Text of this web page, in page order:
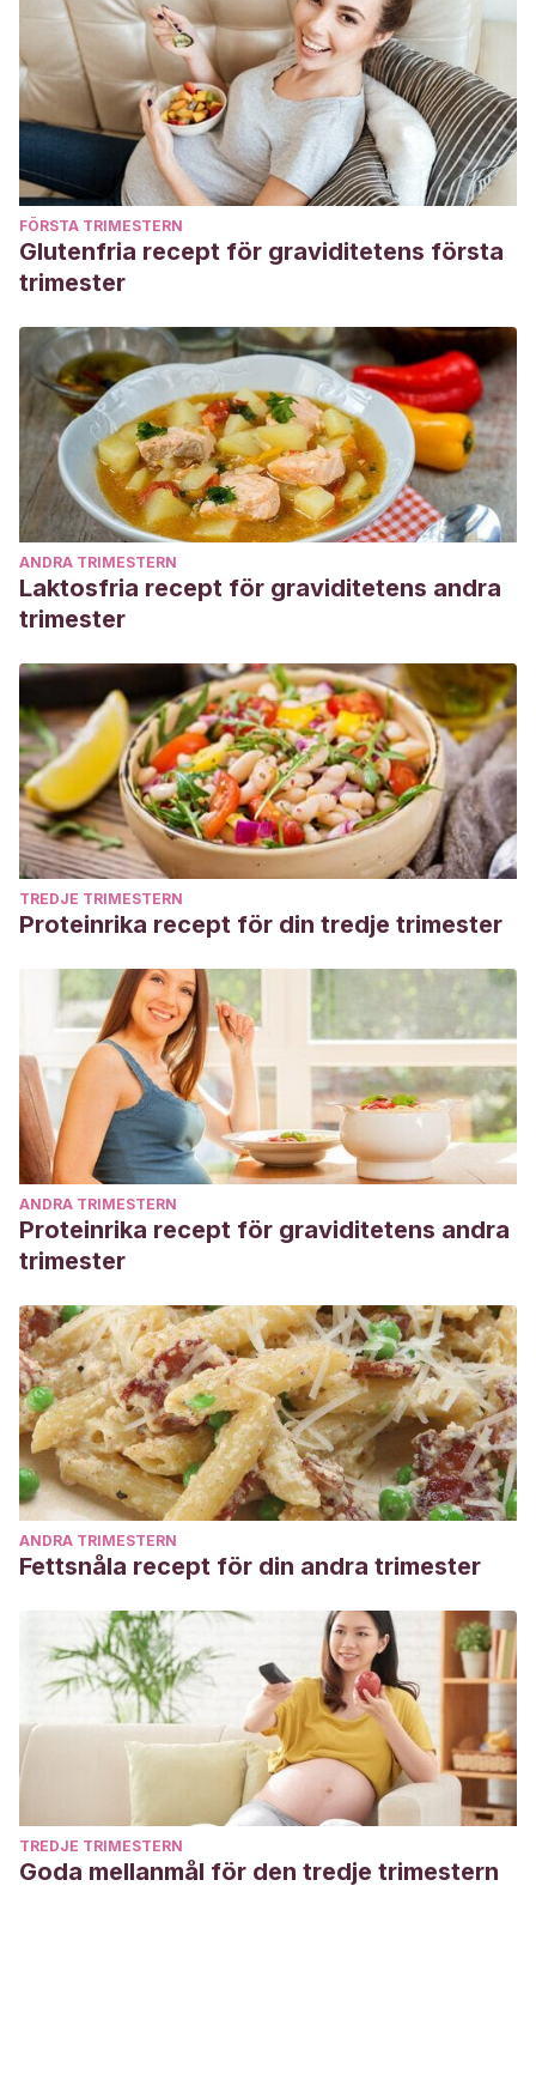
FÖRSTA TRIMESTERN
Glutenfria recept för graviditetens första
trimester
ANDRA TRIMESTERN
Laktosfria recept för graviditetens andra
trimester
TREDJE TRIMESTERN
Proteinrika recept för din tredje trimester
ANDRA TRIMESTERN
Proteinrika recept för graviditetens andra
trimester
ANDRA TRIMESTERN
Fettsnåla recept för din andra trimester
TREDJE TRIMESTERN
Goda mellanmål för den tredje trimestern